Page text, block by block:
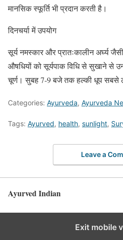
मानसिक स्फूर्ति भी प्रदान करती है।
दिनचर्या में उपयोग
सूर्य नमस्कार और प्रातःकालीन अर्घ्य
औषधियों को सूर्यपाक विधि से सुखाने से
चूर्ण। सुबह 7-9 बजे तक हल्की धूप सबसे
Categories: Ayurveda, Ayurveda
Tags: Ayurved, health, sunlight,
Leave a
Ayurved Indian
Exit mobile